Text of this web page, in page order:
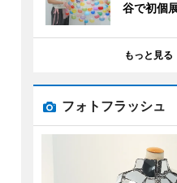
谷で初個
もっと見る
フォトフラッシュ